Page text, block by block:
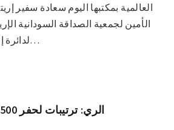
العالمية بمكتبها اليوم سعادة سفير
الأمين لجمعية الصداقة السودانية
لدائرة إفريقيا بالمجلس. بحث…
الري: ترتيبات لحفر 500 بئر بتمويل سعودي